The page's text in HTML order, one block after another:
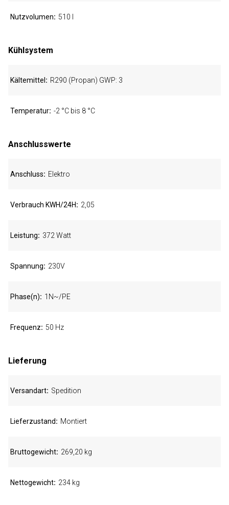
Nutzvolumen 510 l
Kühlsystem
Kältemittel R290 (Propan) GWP: 3
Temperatur -2 °C bis 8 °C
Anschlusswerte
Anschluss Elektro
Verbrauch KWH/24H 2,05
Leistung 372 Watt
Spannung 230V
Phase(n) 1N~/PE
Frequenz 50 Hz
Lieferung
Versandart Spedition
Lieferzustand Montiert
Bruttogewicht 269,20 kg
Nettogewicht 234 kg